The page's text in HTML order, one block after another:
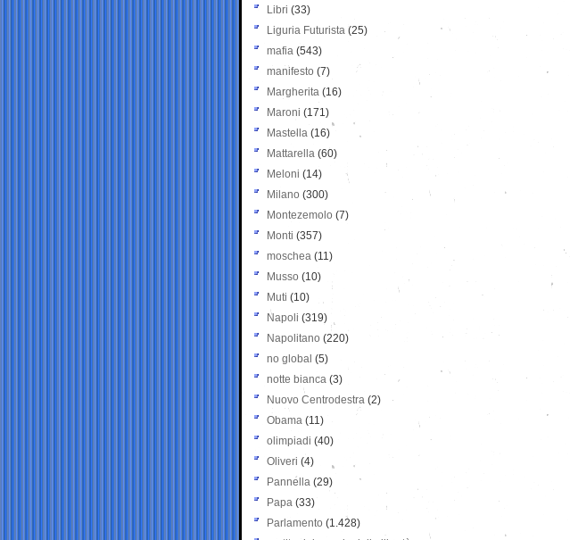
Libri (33)
Liguria Futurista (25)
mafia (543)
manifesto (7)
Margherita (16)
Maroni (171)
Mastella (16)
Mattarella (60)
Meloni (14)
Milano (300)
Montezemolo (7)
Monti (357)
moschea (11)
Musso (10)
Muti (10)
Napoli (319)
Napolitano (220)
no global (5)
notte bianca (3)
Nuovo Centrodestra (2)
Obama (11)
olimpiadi (40)
Oliveri (4)
Pannella (29)
Papa (33)
Parlamento (1.428)